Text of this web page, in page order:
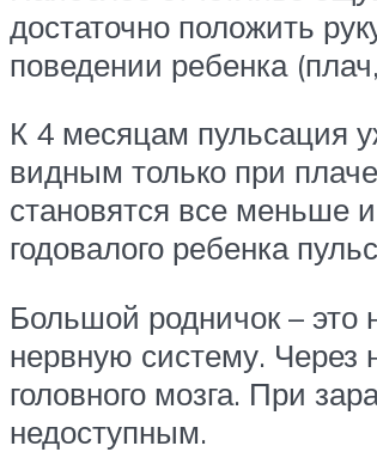
достаточно положить
поведении ребенка
К 4 месяцам пульсация
видным только при
становятся все меньше
годовалого ребенка
Большой родничок – это
нервную систему. Через
головного мозга. При
недоступным.